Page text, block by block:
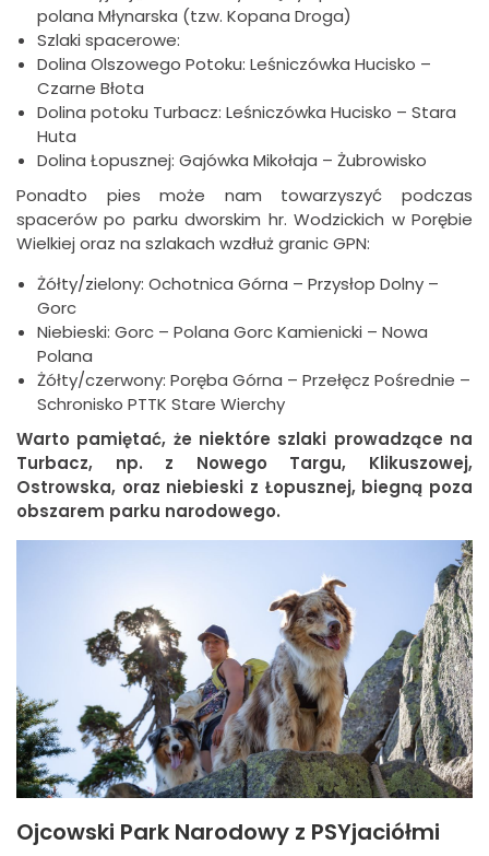
polana Młynarska (tzw. Kopana Droga)
Szlaki spacerowe:
Dolina Olszowego Potoku: Leśniczówka Hucisko –
Czarne Błota
Dolina potoku Turbacz: Leśniczówka Hucisko – Stara
Huta
Dolina Łopusznej: Gajówka Mikołaja – Żubrowisko
Ponadto pies może nam towarzyszyć podczas
spacerów po parku dworskim hr. Wodzickich w Porębie
Wielkiej oraz na szlakach wzdłuż granic GPN:
Żółty/zielony: Ochotnica Górna – Przysłop Dolny –
Gorc
Niebieski: Gorc – Polana Gorc Kamienicki – Nowa
Polana
Żółty/czerwony: Poręba Górna – Przełęcz Pośrednie –
Schronisko PTTK Stare Wierchy
Warto pamiętać, że niektóre szlaki prowadzące na
Turbacz, np. z Nowego Targu, Klikuszowej,
Ostrowska, oraz niebieski z Łopusznej, biegną poza
obszarem parku narodowego.
Ojcowski Park Narodowy z PSYjaciółmi